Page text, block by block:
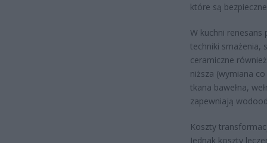
które są
W kuchni renesans
techniki smażenia,
ceramiczne
niższa (wymiana
tkana bawełna,
zapewniają
Koszty
Jednak koszty